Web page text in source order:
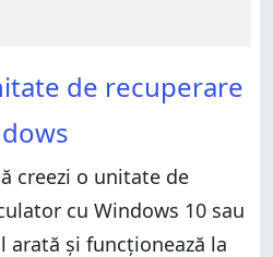
de recuperare
creezi o unitate de
cu Windows 10 sau
arată și funcționează la